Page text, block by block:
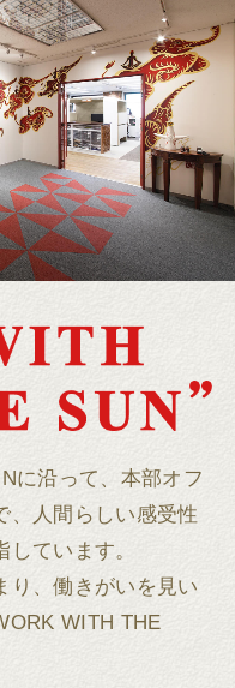
に沿って、本部オフ
、人間らしい感受性
ています。
り、働きがいを見い
WITH THE